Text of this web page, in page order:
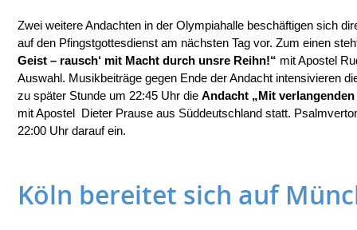
Zwei weitere Andachten in der Olympiahalle beschäftigen sich
auf den Pfingstgottesdienst am nächsten Tag vor. Zum einen
Geist – rausch‘ mit Macht durch unsre Reihn!“ mit Apostel
Auswahl. Musikbeiträge gegen Ende der Andacht intensivieren
zu später Stunde um 22:45 Uhr die Andacht „Mit
mit Apostel Dieter Prause aus Süddeutschland statt.
22:00 Uhr darauf ein.
Köln bereitet sich auf